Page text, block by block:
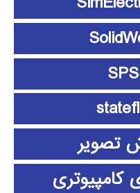
تصویر